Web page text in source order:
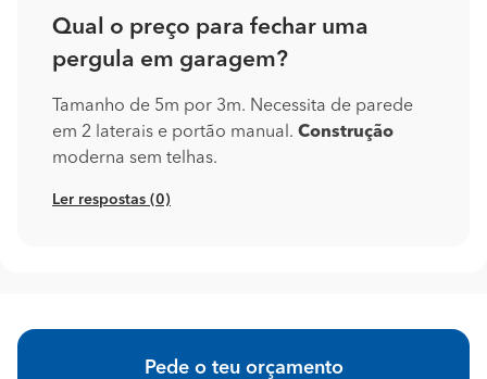
Qual o preço para fechar uma
pergula em garagem?
Tamanho de 5m por 3m. Necessita de parede
em 2 laterais e portão manual. Construção
moderna sem telhas.
Ler respostas (0)
Pede o teu orçamento